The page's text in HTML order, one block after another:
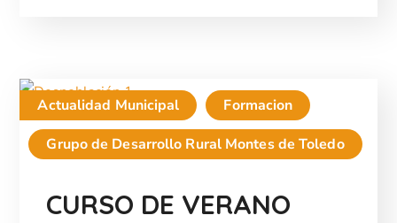
Actualidad Municipal
Formacion
Grupo de Desarrollo Rural Montes de Toledo
CURSO DE VERANO